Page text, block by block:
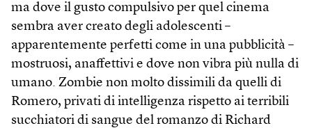
ma dove il gusto compulsivo per quel cinema
sembra aver creato degli adolescenti –
apparentemente perfetti come in una pubblicità –
mostruosi, anaffettivi e dove non vibra più nulla di
umano. Zombie non molto dissimili da quelli di
Romero, privati di intelligenza rispetto ai terribili
succhiatori di sangue del romanzo di Richard